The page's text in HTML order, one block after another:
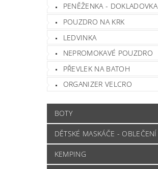
PENĚŽENKA - DOKLADOVKA
POUZDRO NA KRK
LEDVINKA
NEPROMOKAVÉ POUZDRO
PŘEVLEK NA BATOH
ORGANIZER VELCRO
BOTY
DĚTSKÉ MASKÁČE - OBLEČENÍ
KEMPING